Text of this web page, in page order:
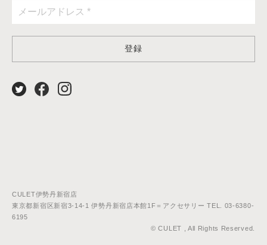
登録
CULET伊勢丹新宿店
東京都新宿区新宿3-14-1 伊勢丹新宿店本館1F＝アクセサリー TEL. 03-6380-
6195
© CULET , All Rights Reserved.